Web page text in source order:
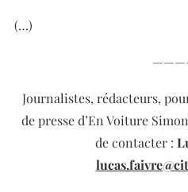
(…)
Journalistes, rédacteurs,
de presse d’En Voiture
de contacter :